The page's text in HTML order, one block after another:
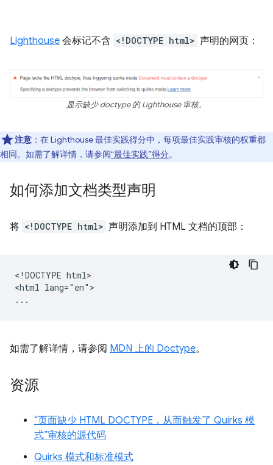
Lighthouse 会标记不含 <!DOCTYPE html> 声明的网页：
显示缺少 doctype 的 Lighthouse 审核。
注意 ：在 Lighthouse 最佳实践得分中，每项最佳实践审核的权重都
相同。如需了解详情，请参阅“最佳实践”得分。
如何添加文档类型声明
将 <!DOCTYPE html> 声明添加到 HTML 文档的顶部：
<!DOCTYPE html>
<html lang="en">
如需了解详情，请参阅 MDN 上的 Doctype。
资源
“页面缺少 HTML DOCTYPE，从而触发了 Quirks 模
式”审核的源代码
Quirks 模式和标准模式